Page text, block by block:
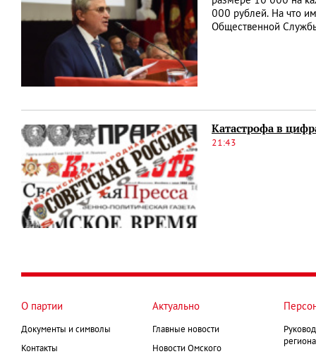
000 рублей. На что
Общественной
Катастрофа в
21:43
О партии
Документы и символы
Контакты
Актуально
Главные новости
Новости Омского